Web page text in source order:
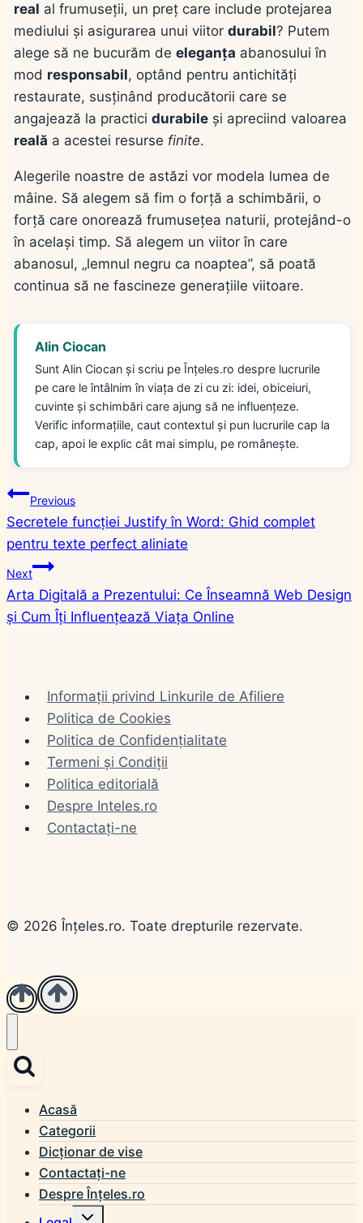
real al frumuseții, un preț care include protejarea
mediului și asigurarea unui viitor durabil? Putem
alege să ne bucurăm de eleganța abanosului în
mod responsabil, optând pentru antichități
restaurate, susținând producătorii care se
angajează la practici durabile și apreciind valoarea
reală a acestei resurse finite.
Alegerile noastre de astăzi vor modela lumea de
mâine. Să alegem să fim o forță a schimbării, o
forță care onorează frumusețea naturii, protejând-o
în același timp. Să alegem un viitor în care
abanosul, „lemnul negru ca noaptea”, să poată
continua să ne fascineze generațiile viitoare.
Alin Ciocan
Sunt Alin Ciocan și scriu pe Înțeles.ro despre lucrurile
pe care le întâlnim în viața de zi cu zi: idei, obiceiuri,
cuvinte și schimbări care ajung să ne influențeze.
Verific informațiile, caut contextul și pun lucrurile cap la
cap, apoi le explic cât mai simplu, pe românește.
Navigare
în
articole
Previous
Secretele funcției Justify în Word: Ghid complet
pentru texte perfect aliniate
Next
Arta Digitală a Prezentului: Ce Înseamnă Web Design
și Cum Îți Influențează Viața Online
Informații privind Linkurile de Afiliere
Politica de Cookies
Politica de Confidențialitate
Termeni și Condiții
Politica editorială
Despre Inteles.ro
Contactați-ne
© 2026 Înțeles.ro. Toate drepturile rezervate.
Acasă
Categorii
Dicționar de vise
Contactați-ne
Despre Înțeles.ro
Toggle